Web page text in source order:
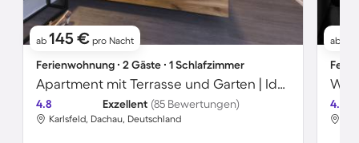
ab 145 € pro Nacht
Ferienwohnung ∙ 2 Gäste ∙ 1 Schlafzimmer
Apartment mit Terrasse und Garten | Ideal für Homeoffice
4.8 Exzellent (85 Bewertungen)
Karlsfeld, Dachau, Deutschland
ab
4.8